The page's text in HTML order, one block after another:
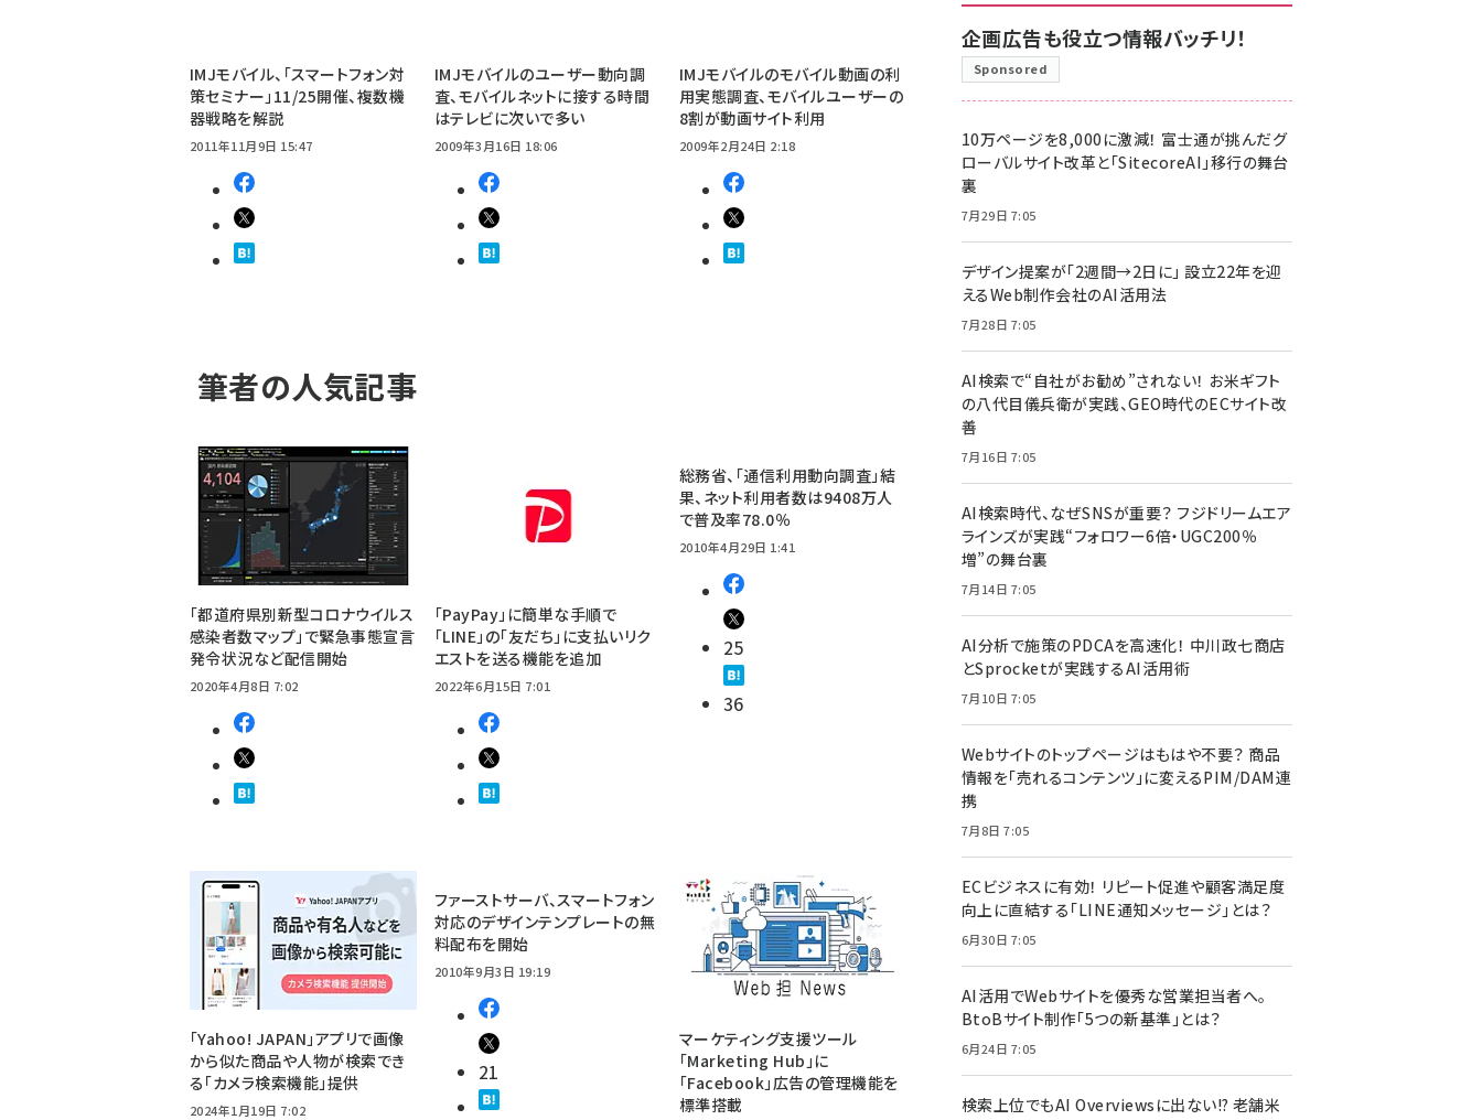
IMJモバイル、「スマートフォン対
策セミナー」11/25開催、複数機
器戦略を解説
2011年11月9日 15:47
IMJモバイルのユーザー動向調
査、モバイルネットに接する時間
はテレビに次いで多い
2009年3月16日 18:06
IMJモバイルのモバイル動画の利
用実態調査、モバイルユーザーの
8割が動画サイト利用
2009年2月24日 2:18
筆者の人気記事
「都道府県別新型コロナウイルス
感染者数マップ」で緊急事態宣言
発令状況など配信開始
2020年4月8日 7:02
「PayPay」に簡単な手順で
「LINE」の「友だち」に支払いリク
エストを送る機能を追加
2022年6月15日 7:01
総務省、「通信利用動向調査」結
果、ネット利用者数は9408万人
で普及率78.0％
2010年4月29日 1:41
25
36
「Yahoo! JAPAN」アプリで画像
から似た商品や人物が検索でき
る「カメラ検索機能」提供
2024年1月19日 7:02
ファーストサーバ、スマートフォン
対応のデザインテンプレートの無
料配布を開始
2010年9月3日 19:19
21
マーケティング支援ツール
「Marketing Hub」に
「Facebook」広告の管理機能を
標準搭載
企画広告も役立つ情報バッチリ！
Sponsored
10万ページを8,000に激減！ 富士通が挑んだグ
ローバルサイト改革と「SitecoreAI」移行の舞台
裏
7月29日 7:05
デザイン提案が「2週間→2日に」 設立22年を迎
えるWeb制作会社のAI活用法
7月28日 7:05
AI検索で“自社がお勧め”されない！ お米ギフト
の八代目儀兵衛が実践、GEO時代のECサイト改
善
7月16日 7:05
AI検索時代、なぜSNSが重要？ フジドリームエア
ラインズが実践“フォロワー6倍・UGC200％
増”の舞台裏
7月14日 7:05
AI分析で施策のPDCAを高速化！ 中川政七商店
とSprocketが実践するAI活用術
7月10日 7:05
Webサイトのトップページはもはや不要？ 商品
情報を「売れるコンテンツ」に変えるPIM/DAM連
携
7月8日 7:05
ECビジネスに有効！ リピート促進や顧客満足度
向上に直結する「LINE通知メッセージ」とは？
6月30日 7:05
AI活用でWebサイトを優秀な営業担当者へ。
BtoBサイト制作「5つの新基準」とは？
6月24日 7:05
検索上位でもAI Overviewsに出ない!? 老舗米